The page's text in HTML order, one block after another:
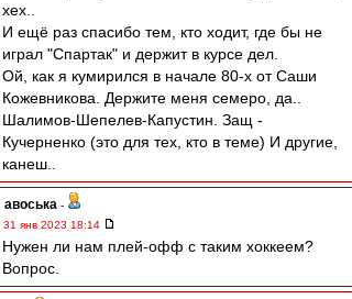
хех..
И ещё раз спасибо тем, кто ходит, где бы не
играл "Спартак" и держит в курсе дел.
Ой, как я кумирился в начале 80-х от Саши
Кожевникова. Держите меня семеро, да..
Шалимов-Шепелев-Капустин. Защ -
Кучерненко (это для тех, кто в теме) И другие,
канеш..
авоська -
31 янв 2023 18:14
Нужен ли нам плей-офф с таким хоккеем?
Вопрос.